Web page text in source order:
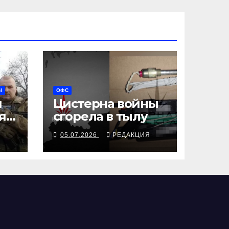
ОФС
Цистерна войны
сгорела в тылу
05.07.2026 РЕДАКЦИЯ